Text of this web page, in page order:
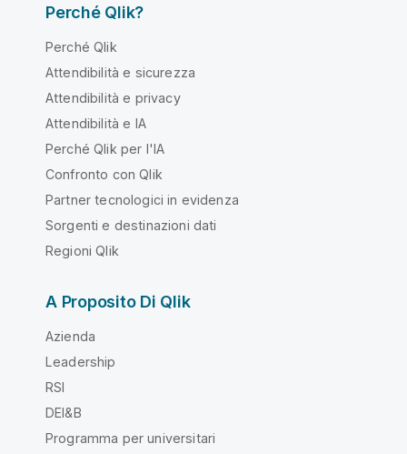
Perché Qlik?
Perché Qlik
Attendibilità e sicurezza
Attendibilità e privacy
Attendibilità e IA
Perché Qlik per l'IA
Confronto con Qlik
Partner tecnologici in evidenza
Sorgenti e destinazioni dati
Regioni Qlik
A Proposito Di Qlik
Azienda
Leadership
RSI
DEI&B
Programma per universitari